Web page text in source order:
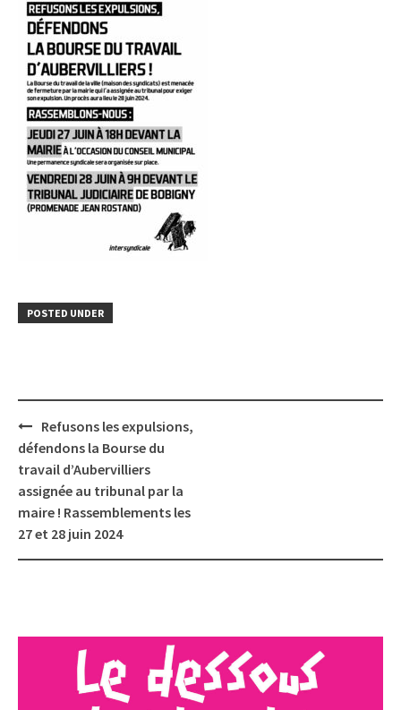
POSTED UNDER
Post
navigation
Refusons les expulsions,
défendons la Bourse du
travail d’Aubervilliers
assignée au tribunal par la
maire ! Rassemblements les
27 et 28 juin 2024